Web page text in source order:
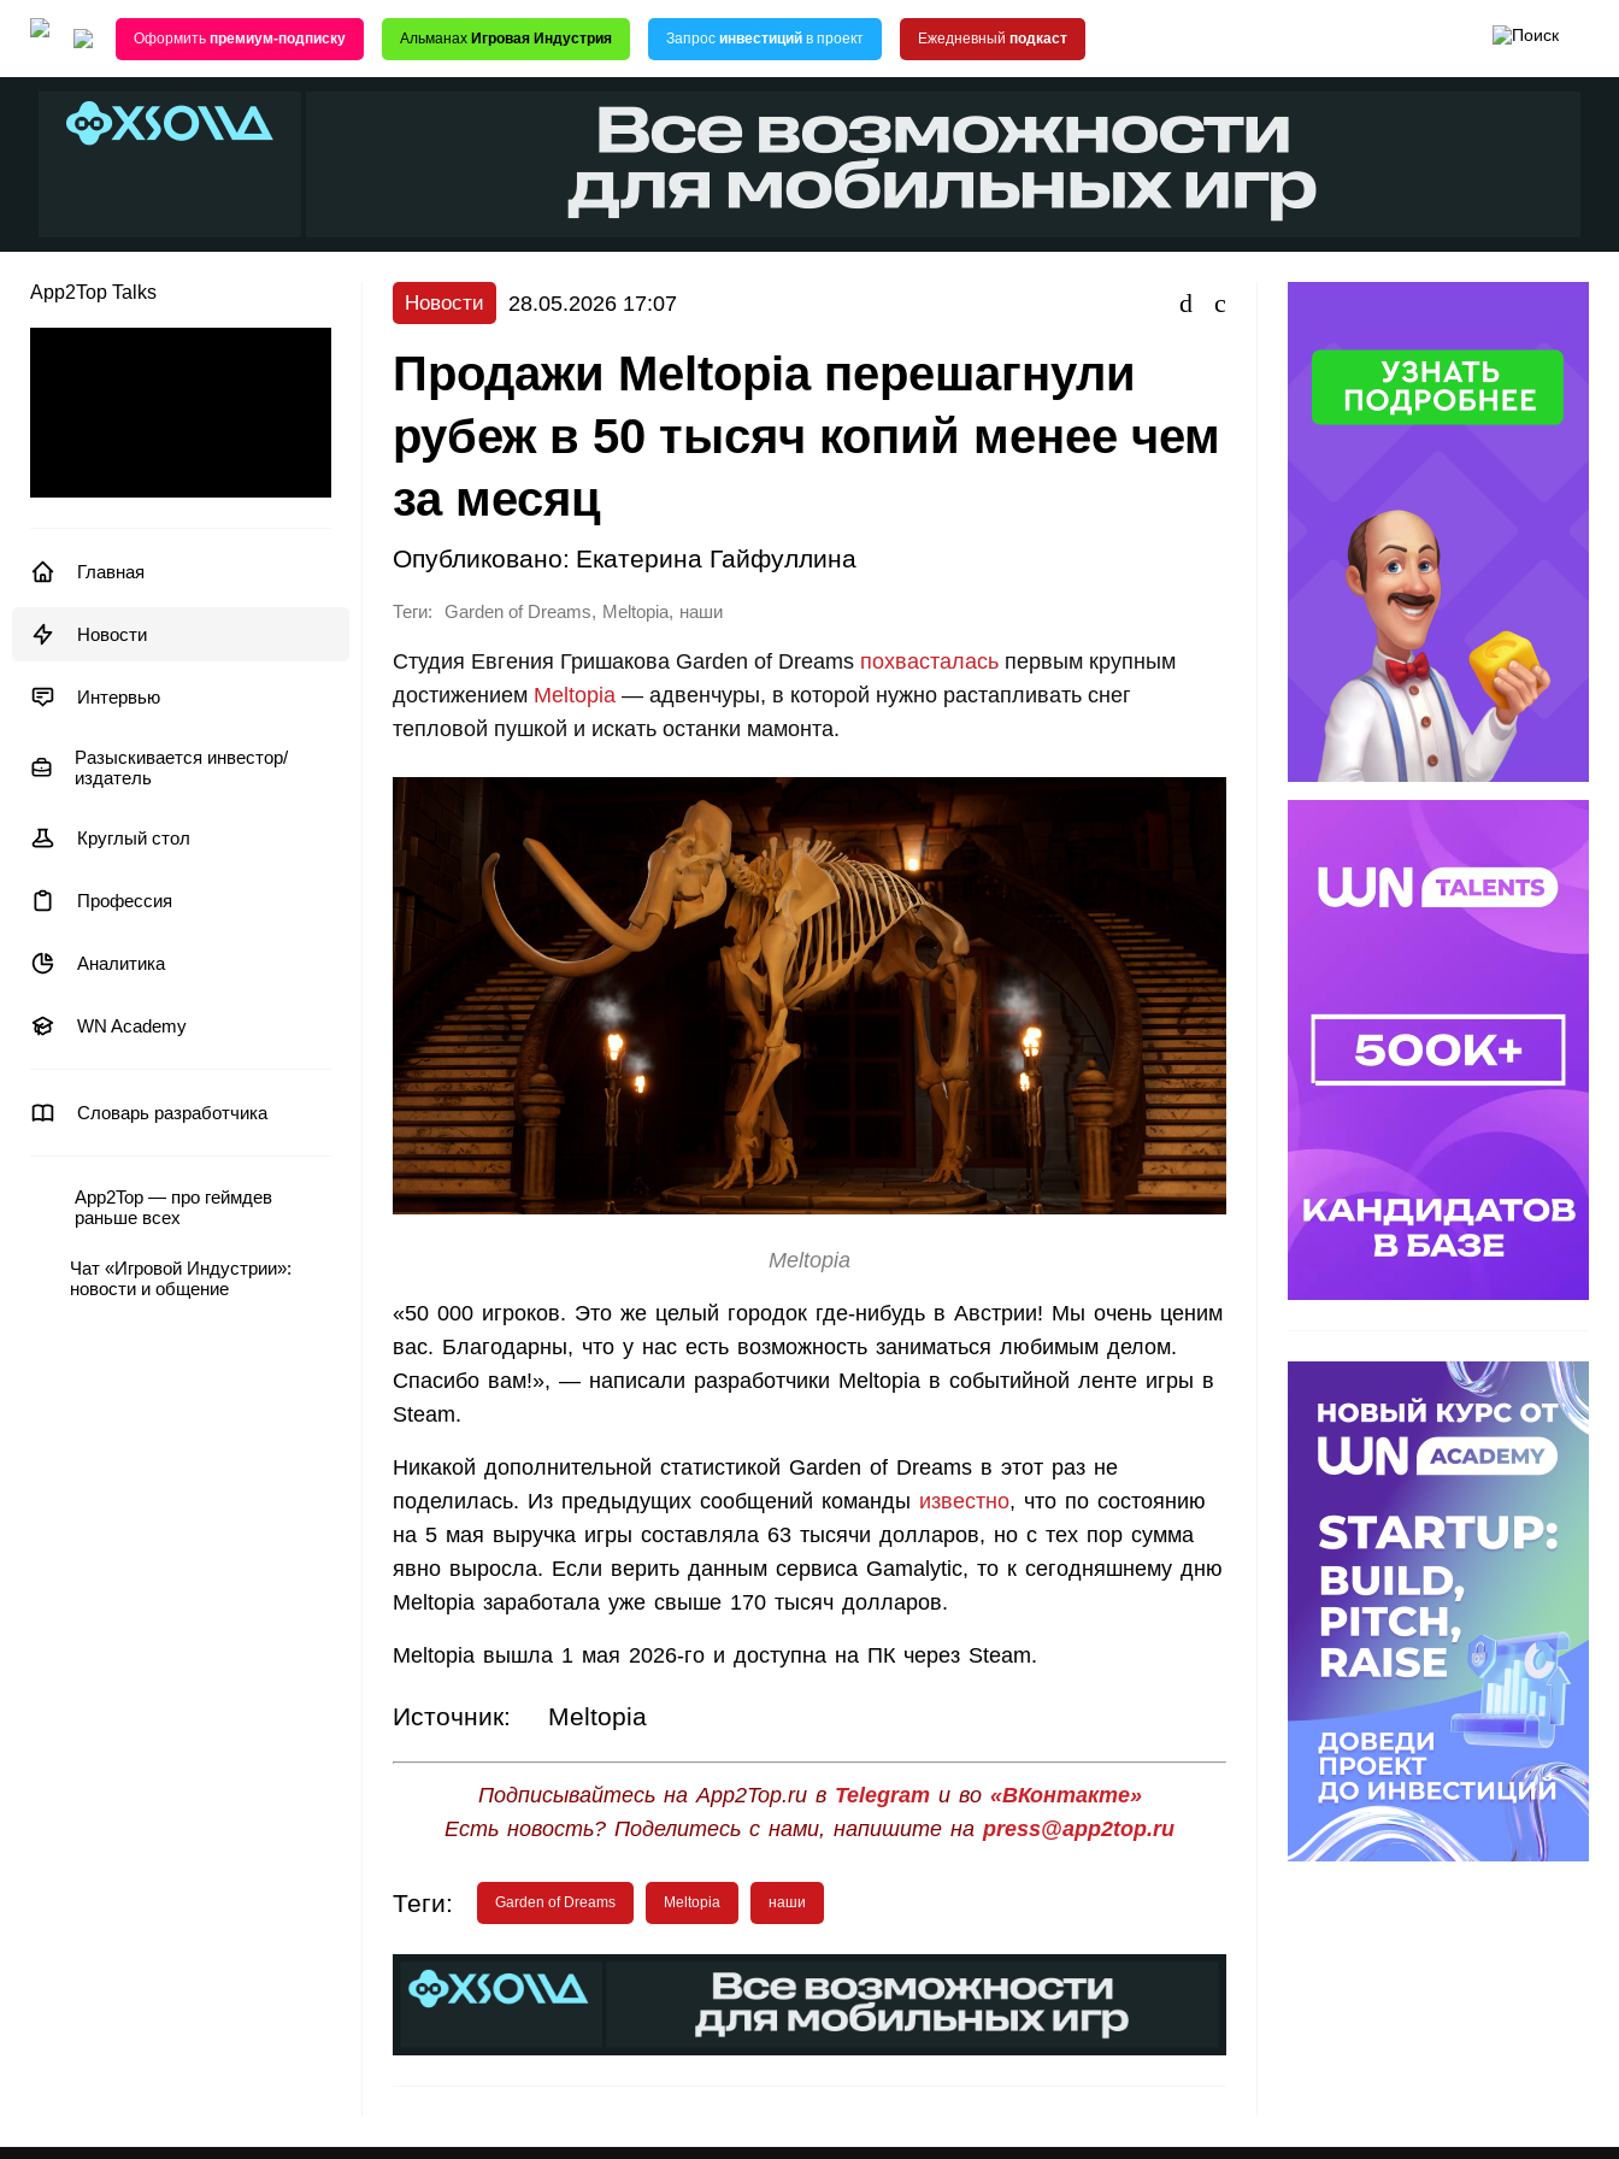
Оформить премиум-подписку Альманах Игровая Индустрия Запрос инвестиций в проект Ежедневный подкаст
App2Top Talks
Главная
Новости
Интервью
Разыскивается инвестор/
издатель
Круглый стол
Профессия
Аналитика
WN Academy
Словарь разработчика
App2Top — про геймдев
раньше всех
Чат «Игровой Индустрии»:
новости и общение
Новости 28.05.2026 17:07
Продажи Meltopia перешагнули
рубеж в 50 тысяч копий менее чем
за месяц
Опубликовано: Екатерина Гайфуллина
Теги: Garden of Dreams, Meltopia, наши
Студия Евгения Гришакова Garden of Dreams похвасталась первым крупным
достижением Meltopia — адвенчуры, в которой нужно растапливать снег
тепловой пушкой и искать останки мамонта.
Meltopia
«50 000 игроков. Это же целый городок где-нибудь в Австрии! Мы очень ценим
вас. Благодарны, что у нас есть возможность заниматься любимым делом.
Спасибо вам!», — написали разработчики Meltopia в событийной ленте игры в
Steam.
Никакой дополнительной статистикой Garden of Dreams в этот раз не
поделилась. Из предыдущих сообщений команды известно, что по состоянию
на 5 мая выручка игры составляла 63 тысячи долларов, но с тех пор сумма
явно выросла. Если верить данным сервиса Gamalytic, то к сегодняшнему дню
Meltopia заработала уже свыше 170 тысяч долларов.
Meltopia вышла 1 мая 2026-го и доступна на ПК через Steam.
Источник: Meltopia
Подписывайтесь на App2Top.ru в Telegramи во «ВКонтакте»
Есть новость? Поделитесь с нами, напишите на press@app2top.ru
Теги: Garden of Dreams Meltopia наши